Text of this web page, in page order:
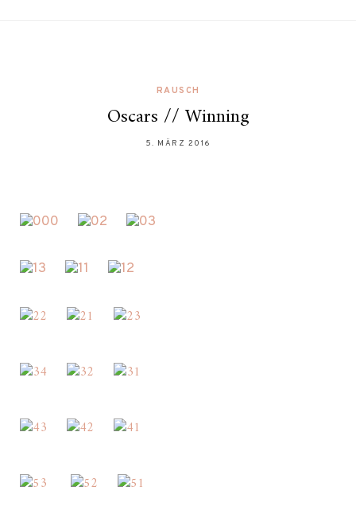
RAUSCH
Oscars // Winning
5. MÄRZ 2016